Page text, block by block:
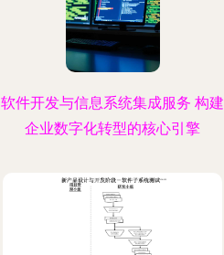
软件开发与信息系统集成服务 构建
企业数字化转型的核心引擎